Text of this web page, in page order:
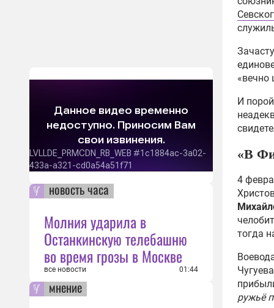
новость часа
Молния ударила в
Останкинскую телебашню
во время грозы в Москве
все новости 01:44
мнение
07:24
Дух
07:40
И
«В
4
тогда
ружьё